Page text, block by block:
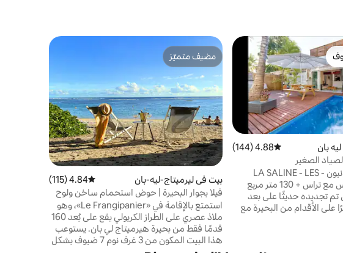
بان متوسط التقييم 4.88 من 5، 144 مراجعات
4.88 (144)
إيجار في جزيرة ريونيون LA SALINE - LES -
BAINS تاون هاوس مع تراس + 130 متر مربع
تجديده حديثًا على بعد
على الأقدام من البحيرة مع
مضيف متميّز
مضيف متميّز
بيت في ليرميتاج-ليه-بان متوسط التقييم 4.84 من 5، 115 مراجعات
4.84 (115)
فيلا بجوار البحيرة | حوض استحمام ساخن ولوح
تزلج بمجداف
استمتع بالإقامة في «Le Frangipanier»، وهو
ملاذ عصري على الطراز الكريولي يقع على بُعد 160
قدمًا فقط من بحيرة هيرميتاج لي بان. يستوعب
هذا البيت المكون من 3 غرف نوم 7 ضيوف بشكل